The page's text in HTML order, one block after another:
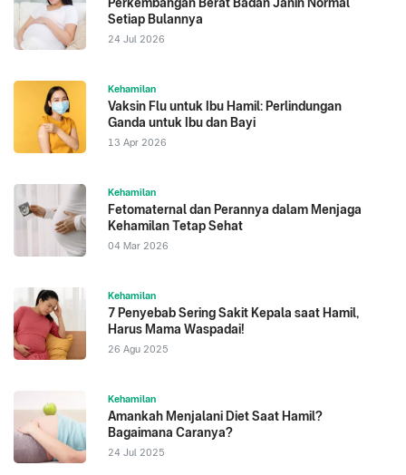
Perkembangan Berat Badan Janin Normal
Setiap Bulannya
24 Jul 2026
Kehamilan
Vaksin Flu untuk Ibu Hamil: Perlindungan
Ganda untuk Ibu dan Bayi
13 Apr 2026
Kehamilan
Fetomaternal dan Perannya dalam Menjaga
Kehamilan Tetap Sehat
04 Mar 2026
Kehamilan
7 Penyebab Sering Sakit Kepala saat Hamil,
Harus Mama Waspadai!
26 Agu 2025
Kehamilan
Amankah Menjalani Diet Saat Hamil?
Bagaimana Caranya?
24 Jul 2025